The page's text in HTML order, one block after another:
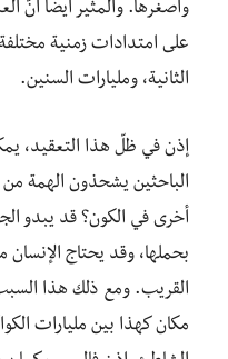
وأصغرها. والمثير أيضاً أنّ
على امتدادات زمنية
الثانية، ومليارات السنين.
إذن في ظلّ هذا التعقيد،
الباحثين يشحذون الهمة
أخرى في الكون؟ قد يبدو
بحملها، وقد يحتاج الإنسان
القريب. ومع ذلك هذا
مكان كهذا بين مليارات